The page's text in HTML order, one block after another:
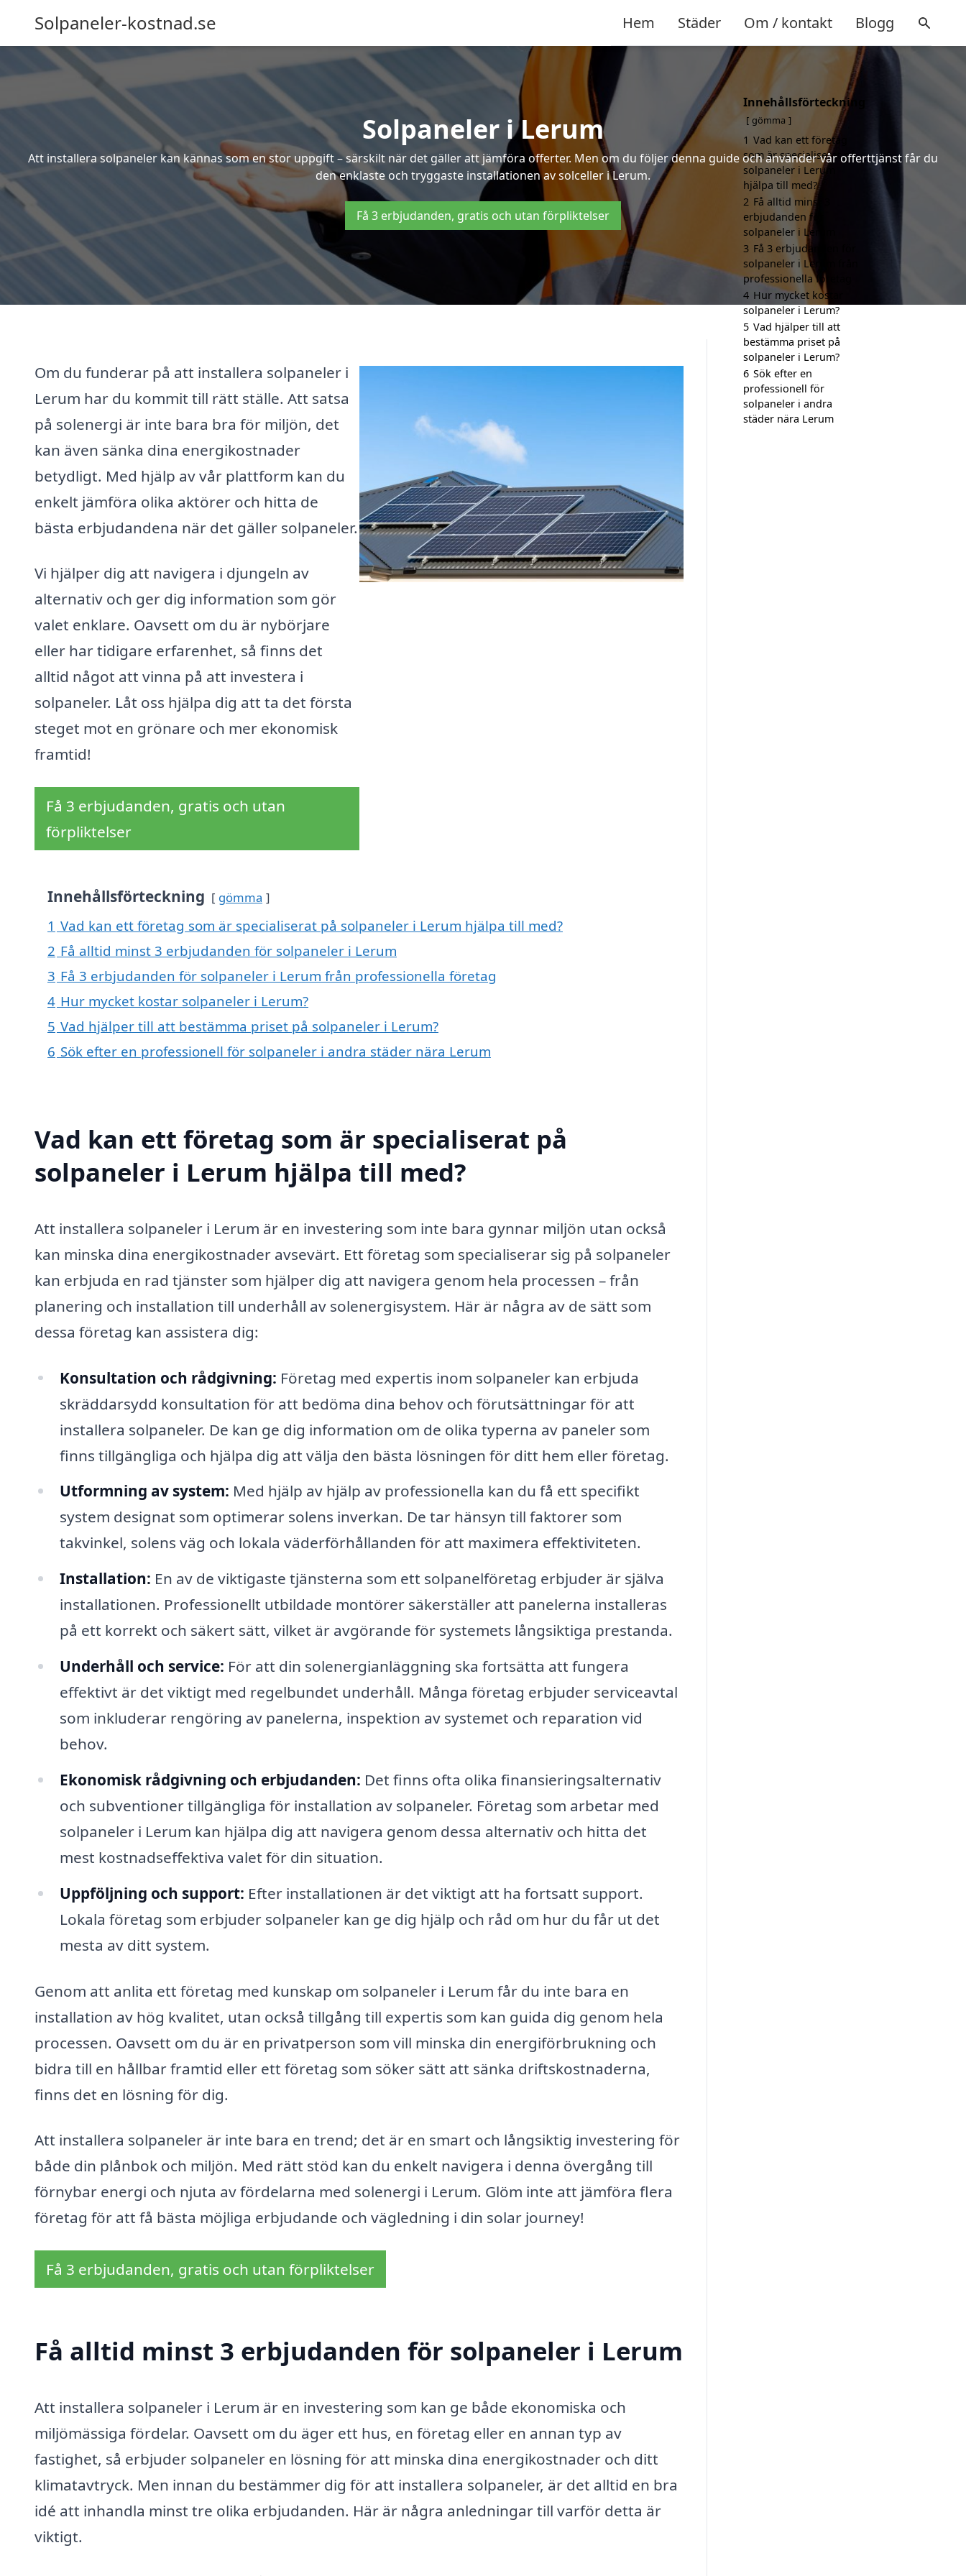
Solpaneler-kostnad.se Hem Städer Om / kontakt Blogg
Solpaneler i Lerum
Att installera solpaneler kan kännas som en stor uppgift – särskilt när det gäller att jämföra offerter. Men om du följer denna guide och använder vår offerttjänst får du
den enklaste och tryggaste installationen av solceller i Lerum.
Få 3 erbjudanden, gratis och utan förpliktelser
Om du funderar på att installera solpaneler i
Lerum har du kommit till rätt ställe. Att satsa
på solenergi är inte bara bra för miljön, det
kan även sänka dina energikostnader
betydligt. Med hjälp av vår plattform kan du
enkelt jämföra olika aktörer och hitta de
bästa erbjudandena när det gäller solpaneler.
Vi hjälper dig att navigera i djungeln av
alternativ och ger dig information som gör
valet enklare. Oavsett om du är nybörjare
eller har tidigare erfarenhet, så finns det
alltid något att vinna på att investera i
solpaneler. Låt oss hjälpa dig att ta det första
steget mot en grönare och mer ekonomisk
framtid!
Få 3 erbjudanden, gratis och utan
förpliktelser
Innehållsförteckning gömma
1 Vad kan ett företag som är specialiserat på solpaneler i Lerum hjälpa till med?
2 Få alltid minst 3 erbjudanden för solpaneler i Lerum
3 Få 3 erbjudanden för solpaneler i Lerum från professionella företag
4 Hur mycket kostar solpaneler i Lerum?
5 Vad hjälper till att bestämma priset på solpaneler i Lerum?
6 Sök efter en professionell för solpaneler i andra städer nära Lerum
Vad kan ett företag som är specialiserat på
solpaneler i Lerum hjälpa till med?
Att installera solpaneler i Lerum är en investering som inte bara gynnar miljön utan också
kan minska dina energikostnader avsevärt. Ett företag som specialiserar sig på solpaneler
kan erbjuda en rad tjänster som hjälper dig att navigera genom hela processen – från
planering och installation till underhåll av solenergisystem. Här är några av de sätt som
dessa företag kan assistera dig:
Konsultation och rådgivning: Företag med expertis inom solpaneler kan erbjuda
skräddarsydd konsultation för att bedöma dina behov och förutsättningar för att
installera solpaneler. De kan ge dig information om de olika typerna av paneler som
finns tillgängliga och hjälpa dig att välja den bästa lösningen för ditt hem eller företag.
Utformning av system: Med hjälp av hjälp av professionella kan du få ett specifikt
system designat som optimerar solens inverkan. De tar hänsyn till faktorer som
takvinkel, solens väg och lokala väderförhållanden för att maximera effektiviteten.
Installation: En av de viktigaste tjänsterna som ett solpanelföretag erbjuder är själva
installationen. Professionellt utbildade montörer säkerställer att panelerna installeras
på ett korrekt och säkert sätt, vilket är avgörande för systemets långsiktiga prestanda.
Underhåll och service: För att din solenergianläggning ska fortsätta att fungera
effektivt är det viktigt med regelbundet underhåll. Många företag erbjuder serviceavtal
som inkluderar rengöring av panelerna, inspektion av systemet och reparation vid
behov.
Ekonomisk rådgivning och erbjudanden: Det finns ofta olika finansieringsalternativ
och subventioner tillgängliga för installation av solpaneler. Företag som arbetar med
solpaneler i Lerum kan hjälpa dig att navigera genom dessa alternativ och hitta det
mest kostnadseffektiva valet för din situation.
Uppföljning och support: Efter installationen är det viktigt att ha fortsatt support.
Lokala företag som erbjuder solpaneler kan ge dig hjälp och råd om hur du får ut det
mesta av ditt system.
Genom att anlita ett företag med kunskap om solpaneler i Lerum får du inte bara en
installation av hög kvalitet, utan också tillgång till expertis som kan guida dig genom hela
processen. Oavsett om du är en privatperson som vill minska din energiförbrukning och
bidra till en hållbar framtid eller ett företag som söker sätt att sänka driftskostnaderna,
finns det en lösning för dig.
Att installera solpaneler är inte bara en trend; det är en smart och långsiktig investering för
både din plånbok och miljön. Med rätt stöd kan du enkelt navigera i denna övergång till
förnybar energi och njuta av fördelarna med solenergi i Lerum. Glöm inte att jämföra flera
företag för att få bästa möjliga erbjudande och vägledning i din solar journey!
Få 3 erbjudanden, gratis och utan förpliktelser
Få alltid minst 3 erbjudanden för solpaneler i Lerum
Att installera solpaneler i Lerum är en investering som kan ge både ekonomiska och
miljömässiga fördelar. Oavsett om du äger ett hus, en företag eller en annan typ av
fastighet, så erbjuder solpaneler en lösning för att minska dina energikostnader och ditt
klimatavtryck. Men innan du bestämmer dig för att installera solpaneler, är det alltid en bra
idé att inhandla minst tre olika erbjudanden. Här är några anledningar till varför detta är
viktigt.
Innehållsförteckning
gömma
1 Vad kan ett företag
som är specialiserat på
solpaneler i Lerum
hjälpa till med?
2 Få alltid minst 3
erbjudanden för
solpaneler i Lerum
3 Få 3 erbjudanden för
solpaneler i Lerum från
professionella företag
4 Hur mycket kostar
solpaneler i Lerum?
5 Vad hjälper till att
bestämma priset på
solpaneler i Lerum?
6 Sök efter en
professionell för
solpaneler i andra
städer nära Lerum